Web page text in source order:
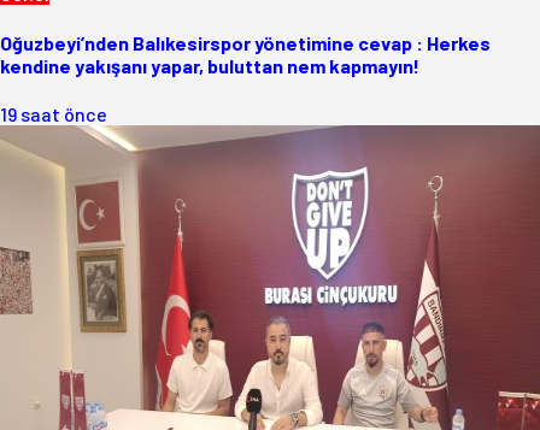
Oğuzbeyi’nden Balıkesirspor yönetimine cevap : Herkes
kendine yakışanı yapar, buluttan nem kapmayın!
19 saat önce